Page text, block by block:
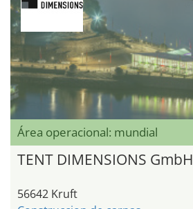
Área operacional: mundial
TENT DIMENSIONS GmbH
56642 Kruft